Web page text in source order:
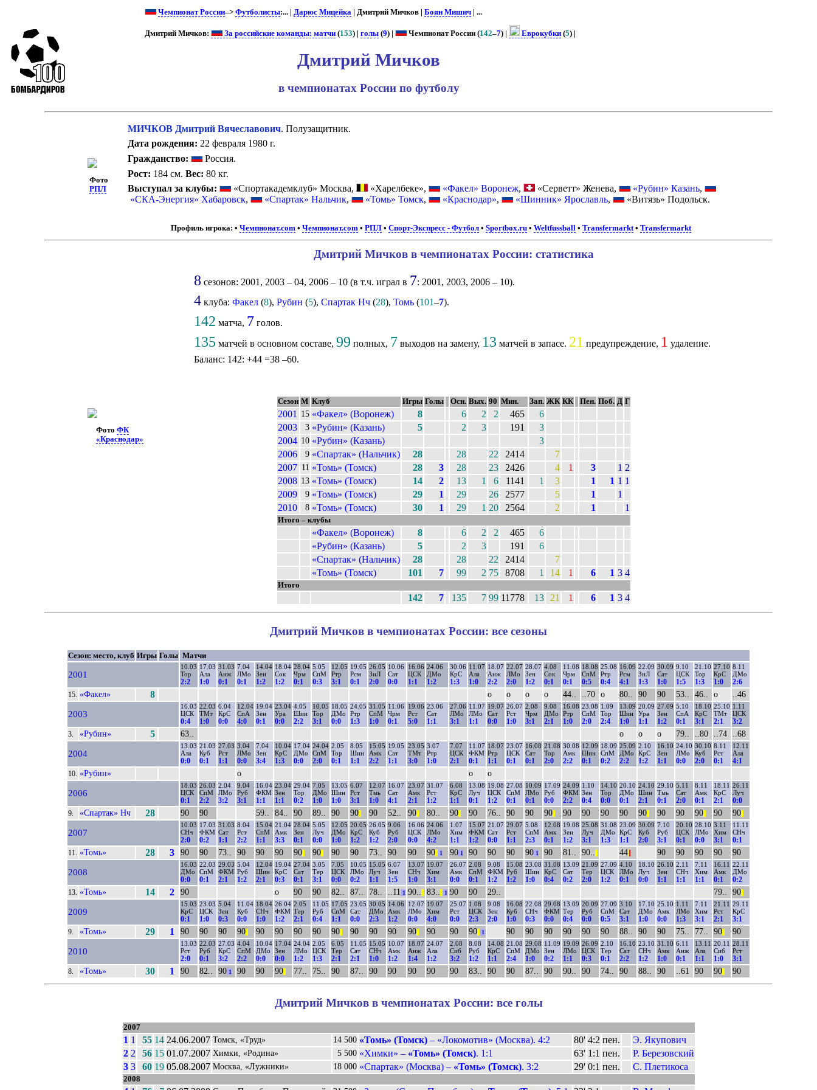
Чемпионат России–>Футболисты:... |Дарюс Мицейка | Дмитрий Мичков |Боян Мишич | ...
Дмитрий Мичков: За российские команды: матчи (153) |голы (9) | Чемпионат России (142–7) | Еврокубки (5) |
Дмитрий Мичков
в чемпионатах России по футболу
Фото
РПЛ
МИЧКОВ Дмитрий Вячеславович. Полузащитник.
Дата рождения: 22 февраля 1980 г.
Гражданство:
Россия.
Рост: 184 см. Вес: 80 кг.
Выступал за клубы:
«Спортакадемклуб» Москва, «Харелбеке», «Факел» Воронеж, «Серветт» Женева, «Рубин» Казань,
«СКА-Энергия» Хабаровск, «Спартак» Нальчик, «Томь» Томск, «Краснодар», «Шинник» Ярославль, «Витязь» Подольск.
Профиль игрока: •Чемпионат.com •Чемпионат.com •РПЛ •Спорт-Экспресс - Футбол •Sportbox.ru •Weltfussball •Transfermarkt•Transfermarkt
ФотоФК
«Краснодар»
Дмитрий Мичков в чемпионатах России: статистика
8 сезонов: 2001, 2003 – 04, 2006 – 10 (в т.ч. играл в 7: 2001, 2003, 2006 – 10).
4 клуба:Факел (8),Рубин (5),Спартак Нч (28),Томь (101–7).
142 матча, 7 голов.
135 матчей в основном составе,99 полных, 7 выходов на замену, 13 матчей в запасе. 21 предупреждение, 1 удаление.
Баланс: 142: +44 =38 –60.
Сезон М Клуб Игры Голы Осн. Вых. 90 Мин. Зап. ЖК КК Пен. Поб. Д Г
2001 15 «Факел» (Воронеж) 8 6 2 2 465
6
2003
3 «Рубин» (Казань) 5 2 3 191
3
2004 10 «Рубин» (Казань)
3
2006
9 «Спартак» (Нальчик) 28 28 22 2414
7
2007 11 «Томь» (Томск) 28 3 28 23 2426 4 1 3 1 2
2008 13 «Томь» (Томск) 14 2 13 1 6 1141 1 3 1 1 1 1
2009
9 «Томь» (Томск) 29 1 29 26 2577 5 1
1
2010
8 «Томь» (Томск) 30 1 29 1 20 2564 2 1 1
Итого – клубы
«Факел» (Воронеж) 8 6 2 2 465
6
«Рубин» (Казань)
5 2 3 191
6
«Спартак» (Нальчик)
28 28 22 2414
7
«Томь» (Томск)
101 7 99 2 75 8708 1 14 1 6 1 3 4
Итого
142 7 135 7 99 11778 13 21 1 6 1 3 4
Дмитрий Мичков в чемпионатах России: все сезоны
Сезон: место, клуб Игры Голы Матчи
2001
10.03
Тор
2:2
17.03
Ала
1:0
31.03
Анж
0:1
7.04
ЛМо
0:1
14.04
Зен
1:2
18.04
Сок
1:2
28.04
Чрм
0:1
5.05
СпМ
0:3
12.05
Ртр
3:1
19.05
Рсм
0:1
26.05
ЗиЛ
2:0
10.06
Сат
0:0
16.06
ЦСК
1:1
24.06
ДМо
1:2
30.06
КрС
1:3
11.07
Ала
1:0
18.07
Анж
2:2
22.07
ЛМо
2:0
28.07
Зен
1:2
4.08
Сок
0:1
11.08
Чрм
0:1
18.08
СпМ
0:5
25.08
Ртр
0:4
16.09
Рсм
4:1
22.09
ЗиЛ
1:3
30.09
Сат
1:0
9.10
ЦСК
1:5
21.10
Тор
1:3
27.10
КрС
1:0
8.11
ДМо
2:6
15. «Факел» 8 о о о о 44.. ..70 о 80.. 90 90 53.. 46.. о ..46
2003
16.03
ЦСК
0:4
22.03
ТМт
1:0
6.04
КрС
0:0
12.04
СпА
4:0
19.04
Зен
0:1
23.04
Ура
0:0
4.05
Шин
2:2
10.05
Тор
3:1
18.05
ДМо
0:0
24.05
Ртр
1:3
31.05
СпМ
1:0
11.06
Чрм
0:1
19.06
Рст
5:0
23.06
Сат
1:1
27.06
ЛМо
3:1
11.07
ЛМо
1:1
19.07
Сат
0:0
26.07
Рст
1:0
2.08
Чрм
3:1
9.08
ДМо
2:1
16.08
Ртр
1:0
23.08
СпМ
2:0
1.09
Тор
2:4
13.09
Шин
1:0
20.09
Ура
1:1
27.09
Зен
1:2
5.10
СпА
0:1
18.10
КрС
3:1
25.10
ТМт
2:1
1.11
ЦСК
3:2
3. «Рубин» 5 63.. о о о 79.. ..80 ..74 ..68
2004
13.03
Ала
0:0
21.03
Куб
0:1
27.03
Рст
1:1
3.04
ЛМо
0:0
7.04
Зен
3:4
10.04
КрС
1:3
17.04
ДМо
0:0
24.04
СпМ
2:0
2.05
Тор
0:1
8.05
Шин
1:1
15.05
Амк
2:2
19.05
Сат
1:1
23.05
ТМт
3:0
3.07
Ртр
1:0
7.07
ЦСК
2:1
11.07
ФКМ
0:1
18.07
Ртр
1:1
23.07
ЦСК
0:1
16.08
Сат
0:1
21.08
Тор
2:0
30.08
Амк
2:2
12.09
Шин
0:1
18.09
СпМ
0:2
25.09
ДМо
2:2
2.10
КрС
1:2
16.10
Зен
1:1
24.10
ЛМо
0:0
30.10
Куб
2:0
8.11
Рст
0:1
12.11
Ала
4:1
10. «Рубин» о о о
2006
18.03
ЦСК
0:1
26.03
СпМ
2:2
2.04
ЛМо
3:2
9.04
Руб
3:1
16.04
ФКМ
1:1
23.04
Зен
1:1
29.04
Тор
0:2
7.05
ДМо
1:0
13.05
Шин
1:0
6.07
Рст
3:1
12.07
Тмь
1:0
16.07
Сат
4:1
23.07
Амк
2:1
31.07
Рст
1:2
6.08
КрС
1:1
13.08
Луч
0:1
19.08
ЦСК
1:2
27.08
СпМ
0:1
10.09
ЛМо
0:1
17.09
Руб
0:0
24.09
ФКМ
2:2
1.10
Зен
0:4
14.10
Тор
0:0
20.10
ДМо
0:1
24.10
Шин
2:1
29.10
Тмь
0:1
5.11
Сат
2:0
8.11
Амк
0:1
18.11
КрС
2:1
26.11
Луч
0:0
9. «Спартак» Нч 28 90 90 59.. 84.. 90 89.. 90 90 90 52.. 90 80.. 90 90 76.. 90 90 90 90 90 90 90 90 90 90 90 90 90
2007
10.03
СНч
2:0
17.03
ФКМ
0:2
31.03
Сат
1:1
8.04
Рст
2:2
15.04
СпМ
1:1
21.04
Амк
3:3
28.04
Зен
0:1
5.05
Луч
0:0
12.05
ДМо
1:0
20.05
КрС
1:2
26.05
Куб
1:2
9.06
Руб
2:0
16.06
ЦСК
0:0
24.06
ЛМо
4:2
1.07
Хим
1:1
15.07
ФКМ
1:2
21.07
Сат
0:0
29.07
Рст
1:1
5.08
СпМ
2:3
12.08
Амк
0:1
19.08
Зен
1:2
25.08
Луч
3:1
31.08
ДМо
1:3
23.09
КрС
1:1
30.09
Куб
2:0
7.10
Руб
3:1
20.10
ЦСК
0:1
28.10
ЛМо
0:0
3.11
Хим
3:1
11.11
СНч
0:1
11. «Томь» 28 3 90 90 73.. 90 90 90 90 90 90 90 73.. 90 90 90 1 90 1 90 90 90 90 1 90 81.. 90.. 44 90 90 90 90 90
2008
16.03
ДМо
0:0
22.03
СпМ
0:1
29.03
ФКМ
2:1
5.04
Руб
1:2
12.04
Шин
2:1
19.04
КрС
0:3
27.04
Сат
0:1
3.05
Тер
3:1
7.05
ЦСК
0:0
10.05
ЛМо
0:2
15.05
Луч
1:1
6.07
Зен
1:5
13.07
СНч
1:0
19.07
Хим
3:1
26.07
Амк
0:0
2.08
СпМ
0:1
9.08
ФКМ
1:2
15.08
Руб
1:2
23.08
Шин
1:0
31.08
КрС
0:4
13.09
Сат
0:2
21.09
Тер
2:0
27.09
ЦСК
1:2
4.10
ЛМо
0:1
18.10
Луч
0:0
26.10
Зен
1:1
2.11
СНч
1:1
7.11
Хим
1:1
16.11
Амк
0:1
22.11
ДМо
0:2
13. «Томь» 14 2 90 о 90 90 82.. 87.. 78.. ..11 1 90.. 83.. 1 90 90 29.. 79.. 90
2009
15.03
КрС
0:1
23.03
ЦСК
1:0
5.04
Зен
0:3
11.04
Куб
0:0
18.04
СНч
1:0
26.04
ФКМ
1:2
2.05
Тер
2:1
11.05
Руб
0:4
17.05
СпМ
1:1
23.05
Сат
0:0
30.05
ДМо
2:3
14.06
Амк
1:2
12.07
ЛМо
0:0
19.07
Хим
4:0
25.07
Рст
0:0
1.08
ЦСК
2:3
9.08
Зен
2:0
16.08
Куб
1:0
22.08
СНч
0:3
29.08
ФКМ
0:0
13.09
Тер
0:4
20.09
Руб
0:0
27.09
СпМ
0:5
3.10
Сат
3:1
17.10
ДМо
1:0
25.10
Амк
0:0
1.11
ЛМо
1:3
7.11
Хим
3:1
21.11
Рст
2:1
29.11
КрС
3:1
9. «Томь» 29 1 90 90 90 90 90 90 90 90 90 90 90 90 90 90 90 90 1 90 90 90 90 90 90 88.. 90 90 75.. 77.. 90 90
2010
13.03
Рст
2:0
22.03
Руб
0:1
27.03
КрС
3:2
4.04
СпМ
2:2
10.04
ДМо
0:0
17.04
Зен
0:0
24.04
ЛМо
1:2
2.05
ЦСК
1:3
6.05
Тер
2:1
11.05
Сат
2:1
15.05
СНч
1:0
10.07
Амк
1:2
18.07
Анж
1:4
24.07
Ала
1:2
2.08
Сиб
3:2
8.08
Руб
1:2
14.08
КрС
1:1
21.08
СпМ
2:4
29.08
ДМо
1:0
11.09
Зен
0:2
19.09
ЛМо
1:1
26.09
ЦСК
0:3
2.10
Тер
0:1
16.10
Сат
2:2
23.10
СНч
1:2
31.10
Амк
1:0
6.11
Анж
0:1
13.11
Ала
1:1
20.11
Сиб
1:0
28.11
Рст
3:1
8. «Томь» 30 1 90 82.. 90 1 90 90 90 77.. 75.. 90 87.. 90 90 90 90 90 83.. 90 90 87.. 90 90.. 90 74.. 90 88.. 90 ..61 90 90 90
Дмитрий Мичков в чемпионатах России: все голы
2007
1 1 55 14 24.06.2007 Томск, «Труд» 14 500 «Томь» (Томск)– «Локомотив» (Москва). 4:2 80' 4:2 пен.
Э. Якупович
2 2 56 15 01.07.2007 Химки, «Родина» 5 500 «Химки» – «Томь» (Томск). 1:1 63' 1:1 пен.
Р. Березовский
3 3 60 19 05.08.2007 Москва, «Лужники» 18 000 «Спартак» (Москва) – «Томь» (Томск). 3:2 29' 0:1 пен. С. Плетикоса
2008